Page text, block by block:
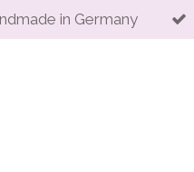
in Germany